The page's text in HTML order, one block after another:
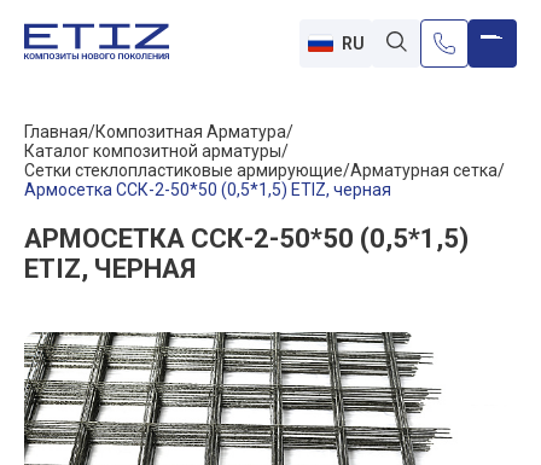
RU
Главная Композитная Арматура
Каталог композитной арматуры
Сетки стеклопластиковые армирующие Арматурная сетка
Армосетка ССК-2-50*50 (0,5*1,5) ETIZ, черная
АРМОСЕТКА ССК-2-50*50 (0,5*1,5)
ETIZ, ЧЕРНАЯ